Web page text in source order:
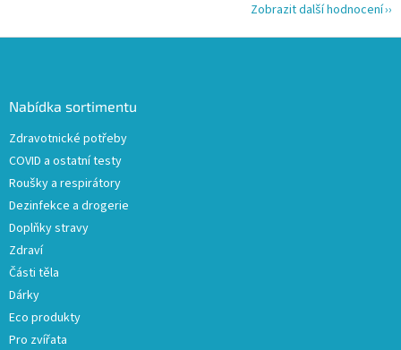
Zobrazit další hodnocení
Nabídka sortimentu
Zdravotnické potřeby
COVID a ostatní testy
Roušky a respirátory
Dezinfekce a drogerie
Doplňky stravy
Zdraví
Části těla
Dárky
Eco produkty
Pro zvířata